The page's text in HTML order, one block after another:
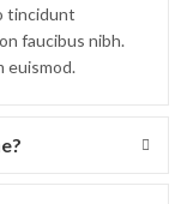
tincidunt
faucibus nibh.
euismod.